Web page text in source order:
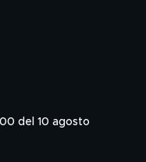
del 10 agosto